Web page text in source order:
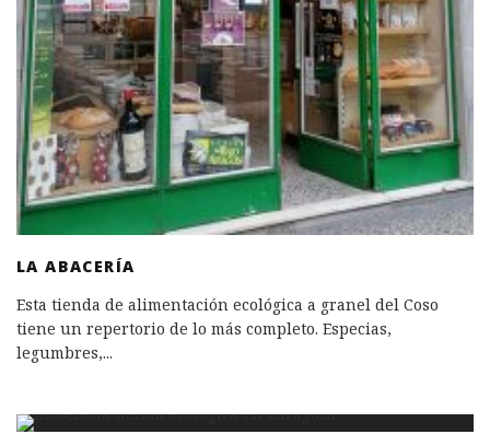
LA ABACERÍA
Esta tienda de alimentación ecológica a granel del Coso
tiene un repertorio de lo más completo. Especias,
legumbres,...